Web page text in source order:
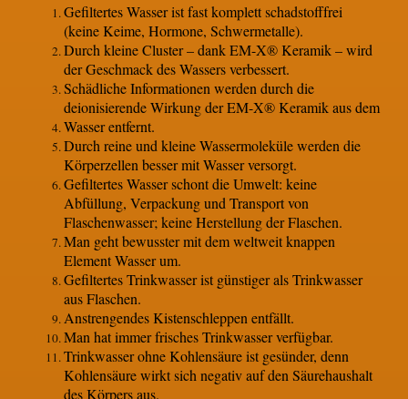
Gefiltertes Wasser ist fast komplett schadstofffrei
(keine Keime, Hormone, Schwermetalle).
Durch kleine Cluster – dank EM-X® Keramik – wird
der Geschmack des Wassers verbessert.
Schädliche Informationen werden durch die
deionisierende Wirkung der EM-X® Keramik aus dem
Wasser entfernt.
Durch reine und kleine Wassermoleküle werden die
Körperzellen besser mit Wasser versorgt.
Gefiltertes Wasser schont die Umwelt: keine
Abfüllung, Verpackung und Transport von
Flaschenwasser; keine Herstellung der Flaschen.
Man geht bewusster mit dem weltweit knappen
Element Wasser um.
Gefiltertes Trinkwasser ist günstiger als Trinkwasser
aus Flaschen.
Anstrengendes Kistenschleppen entfällt.
Man hat immer frisches Trinkwasser verfügbar.
Trinkwasser ohne Kohlensäure ist gesünder, denn
Kohlensäure wirkt sich negativ auf den Säurehaushalt
des Körpers aus.